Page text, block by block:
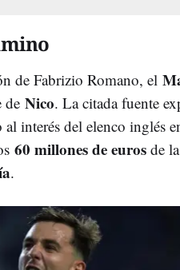
de Fabrizio Romano, el
de Nico. La citada fuente
interés del elenco inglés
60 millones de euros de
.